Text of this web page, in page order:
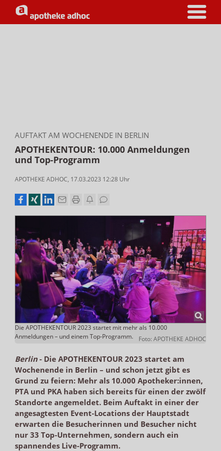
AUFTAKT AM WOCHENENDE IN BERLIN
APOTHEKENTOUR: 10.000 Anmeldungen
und Top-Programm
APOTHEKE ADHOC, 17.03.2023 12:28 Uhr
Die APOTHEKENTOUR 2023 startet mit mehr als 10.000
Anmeldungen – und einem Top-Programm.
Foto: APOTHEKE ADHOC
Berlin- Die APOTHEKENTOUR 2023 startet am
Wochenende in Berlin – und schon jetzt gibt es
Grund zu feiern: Mehr als 10.000 Apotheker:innen,
PTA und PKA haben sich bereits für einen der zwölf
Standorte angemeldet. Beim Auftakt in einer der
angesagtesten Event-Locations der Hauptstadt
erwarten die Besucherinnen und Besucher nicht
nur 33 Top-Unternehmen, sondern auch ein
spannendes Live-Programm.